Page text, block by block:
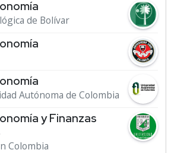
de Bolívar
Autónoma de Colombia
y Finanzas
Colombia